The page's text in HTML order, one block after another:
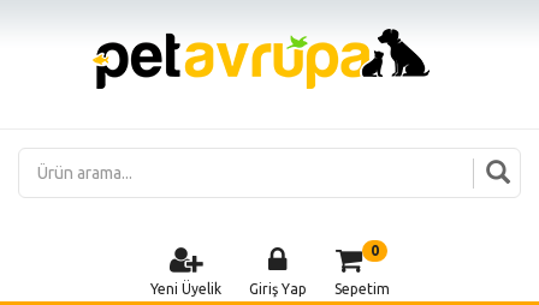
Yeni Üyelik Giriş Yap
0
Sepetim